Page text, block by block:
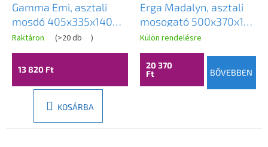
Gamma Emi, asztali
mosdó 405x335x140
mm, fényes fehér,
GMA-UC-EMI
Raktáron (>20 db )
13 820 Ft
KOSÁRBA
Erga Madalyn, asztali
mosogató 500x370x135
mm, fehér fényes, ERG-
V03-9674-WH
Külön rendelésre
20 370
Ft
BŐVEBBEN